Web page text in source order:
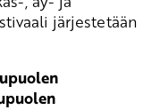
järjestetään